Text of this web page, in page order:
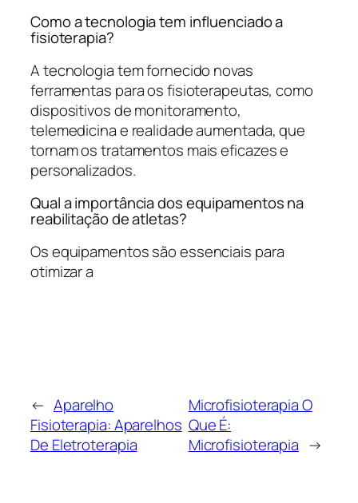
Como a tecnologia tem influenciado a
fisioterapia?
A tecnologia tem fornecido novas
ferramentas para os fisioterapeutas, como
dispositivos de monitoramento,
telemedicina e realidade aumentada, que
tornam os tratamentos mais eficazes e
personalizados.
Qual a importância dos equipamentos na
reabilitação de atletas?
Os equipamentos são essenciais para
otimizar a
← Aparelho
Fisioterapia: Aparelhos
De Eletroterapia
Microfisioterapia O
Que É:
Microfisioterapia →